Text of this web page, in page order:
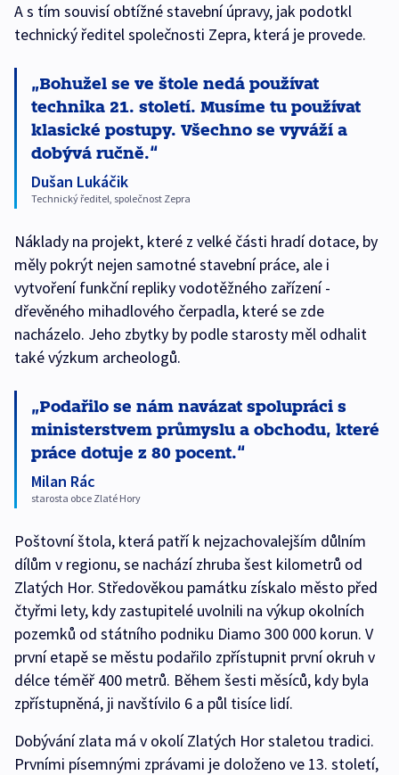
A s tím souvisí obtížné stavební úpravy, jak podotkl
technický ředitel společnosti Zepra, která je provede.
Bohužel se ve štole nedá používat
technika 21. století. Musíme tu používat
klasické postupy. Všechno se vyváží a
dobývá ručně.
Dušan Lukáčik
Technický ředitel, společnost Zepra
Náklady na projekt, které z velké části hradí dotace, by
měly pokrýt nejen samotné stavební práce, ale i
vytvoření funkční repliky vodotěžného zařízení -
dřevěného mihadlového čerpadla, které se zde
nacházelo. Jeho zbytky by podle starosty měl odhalit
také výzkum archeologů.
Podařilo se nám navázat spolupráci s
ministerstvem průmyslu a obchodu, které
práce dotuje z 80 pocent.
Milan Rác
starosta obce Zlaté Hory
Poštovní štola, která patří k nejzachovalejším důlním
dílům v regionu, se nachází zhruba šest kilometrů od
Zlatých Hor. Středověkou památku získalo město před
čtyřmi lety, kdy zastupitelé uvolnili na výkup okolních
pozemků od státního podniku Diamo 300 000 korun. V
první etapě se městu podařilo zpřístupnit první okruh v
délce téměř 400 metrů. Během šesti měsíců, kdy byla
zpřístupněná, ji navštívilo 6 a půl tisíce lidí.
Dobývání zlata má v okolí Zlatých Hor staletou tradici.
Prvními písemnými zprávami je doloženo ve 13. století,